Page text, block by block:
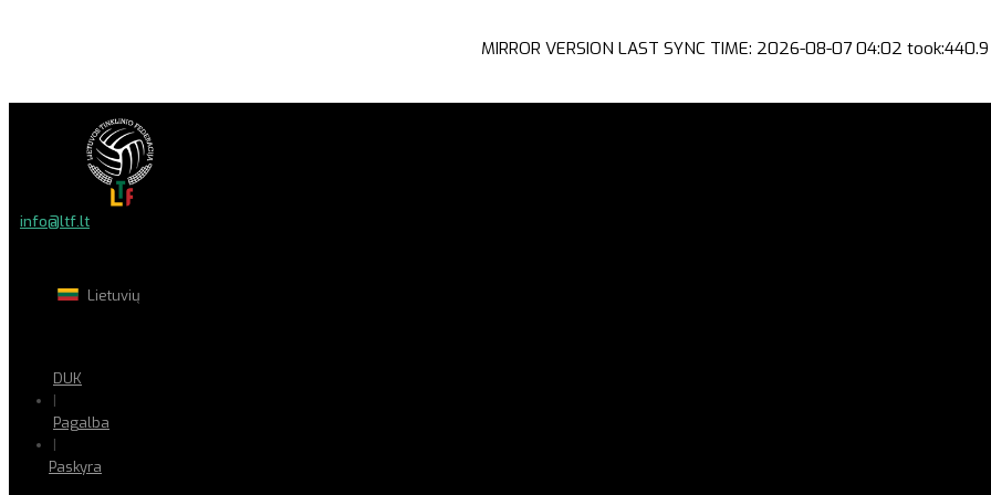
MIRROR VERSION LAST SYNC TIME: 2026-08-07 04:02
info@ltf.lt
Lietuvių
DUK
|
Pagalba
|
Paskyra